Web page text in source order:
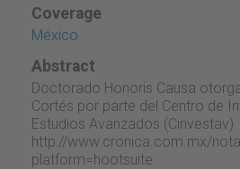
Coverage
México
Abstract
Doctorado Honoris Causa
Cortés por parte del Centro de
Estudios Avanzados (Cinvestav)
http://www.cronica.com.mx/
platform=hootsuite